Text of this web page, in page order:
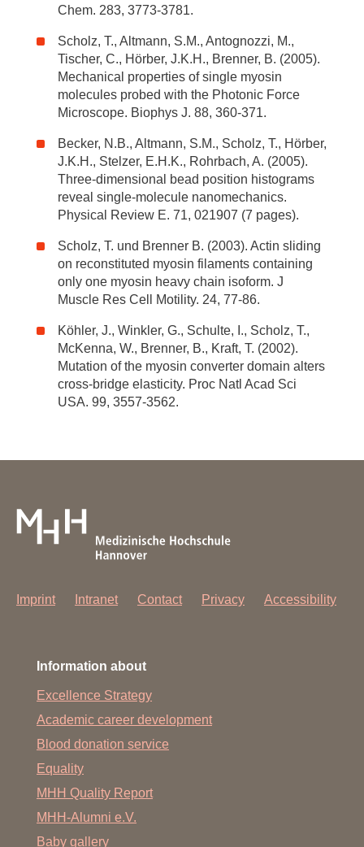
Chem. 283, 3773-3781.
Scholz, T., Altmann, S.M., Antognozzi, M.,
Tischer, C., Hörber, J.K.H., Brenner, B. (2005).
Mechanical properties of single myosin
molecules probed with the Photonic Force
Microscope. Biophys J. 88, 360-371.
Becker, N.B., Altmann, S.M., Scholz, T., Hörber,
J.K.H., Stelzer, E.H.K., Rohrbach, A. (2005).
Three-dimensional bead position histograms
reveal single-molecule nanomechanics.
Physical Review E. 71, 021907 (7 pages).
Scholz, T. und Brenner B. (2003). Actin sliding
on reconstituted myosin filaments containing
only one myosin heavy chain isoform. J
Muscle Res Cell Motility. 24, 77-86.
Köhler, J., Winkler, G., Schulte, I., Scholz, T.,
McKenna, W., Brenner, B., Kraft, T. (2002).
Mutation of the myosin converter domain alters
cross-bridge elasticity. Proc Natl Acad Sci
USA. 99, 3557-3562.
Imprint Intranet Contact Privacy Accessibility
Information about
Excellence Strategy
Academic career development
Blood donation service
Equality
MHH Quality Report
MHH-Alumni e.V.
Baby gallery